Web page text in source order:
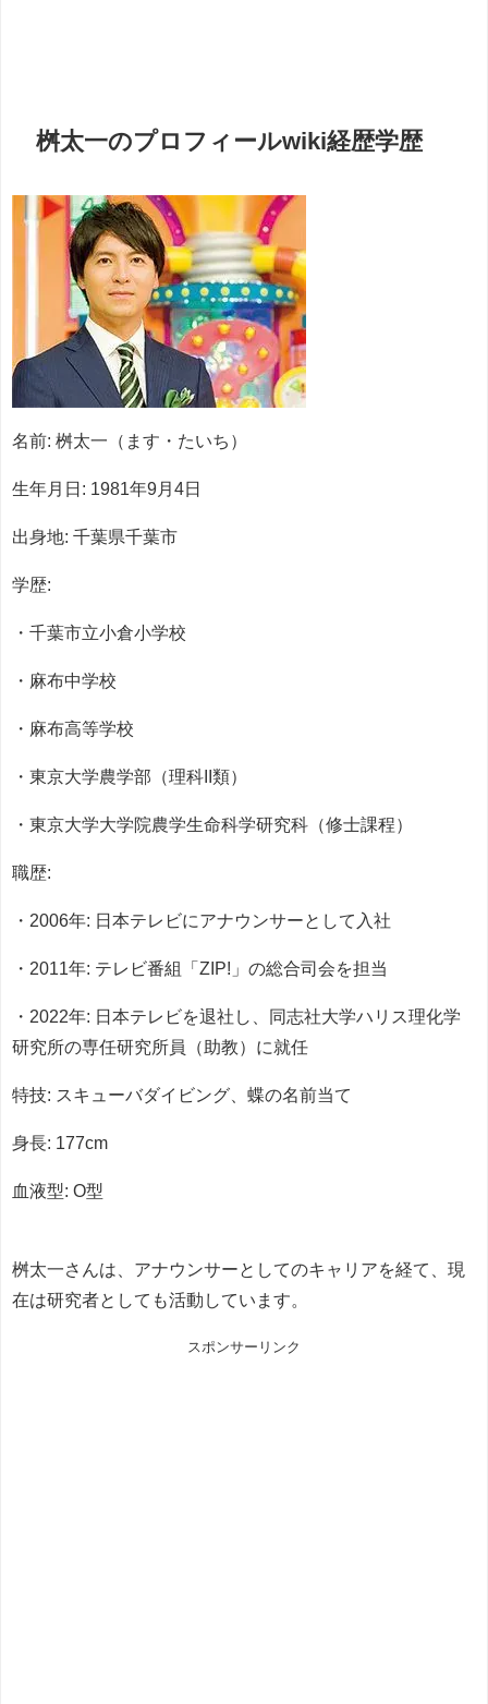
桝太一のプロフィールwiki経歴学歴
名前: 桝太一（ます・たいち）
生年月日: 1981年9月4日
出身地: 千葉県千葉市
学歴:
・千葉市立小倉小学校
・麻布中学校
・麻布高等学校
・東京大学農学部（理科II類）
・東京大学大学院農学生命科学研究科（修士課程）
職歴:
・2006年: 日本テレビにアナウンサーとして入社
・2011年: テレビ番組「ZIP!」の総合司会を担当
・2022年: 日本テレビを退社し、同志社大学ハリス理化学
研究所の専任研究所員（助教）に就任
特技: スキューバダイビング、蝶の名前当て
身長: 177cm
血液型: O型
桝太一さんは、アナウンサーとしてのキャリアを経て、現
在は研究者としても活動しています。
スポンサーリンク